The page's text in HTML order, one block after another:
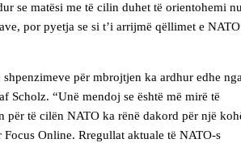
se matësi me të cilin duhet të orientohemi
por pyetja se si t’i arrijmë qëllimet e
për mbrojtjen ka ardhur edhe
Scholz. “Unë mendoj se është më mirë të
për të cilën NATO ka rënë dakord për një
Focus Online. Rregullat aktuale të NATO-s